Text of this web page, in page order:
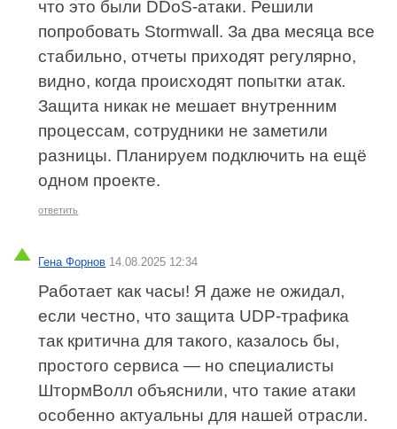
что это были DDoS-атаки. Решили
попробовать Stormwall. За два месяца все
стабильно, отчеты приходят регулярно,
видно, когда происходят попытки атак.
Защита никак не мешает внутренним
процессам, сотрудники не заметили
разницы. Планируем подключить на ещё
одном проекте.
ответить
Гена Форнов 14.08.2025 12:34
Работает как часы! Я даже не ожидал,
если честно, что защита UDP-трафика
так критична для такого, казалось бы,
простого сервиса — но специалисты
ШтормВолл объяснили, что такие атаки
особенно актуальны для нашей отрасли.